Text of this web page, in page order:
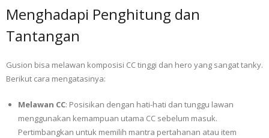
Menghadapi Penghitung dan
Tantangan
Gusion bisa melawan komposisi CC tinggi dan hero yang sangat tanky.
Berikut cara mengatasinya:
Melawan CC: Posisikan dengan hati-hati dan tunggu lawan
menggunakan kemampuan utama CC sebelum masuk.
Pertimbangkan untuk memilih mantra pertahanan atau item